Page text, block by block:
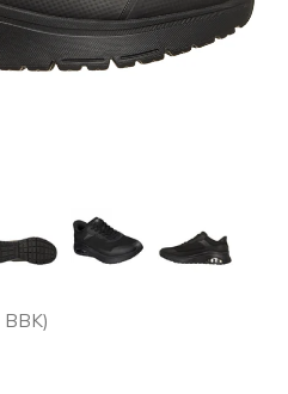
BBK)